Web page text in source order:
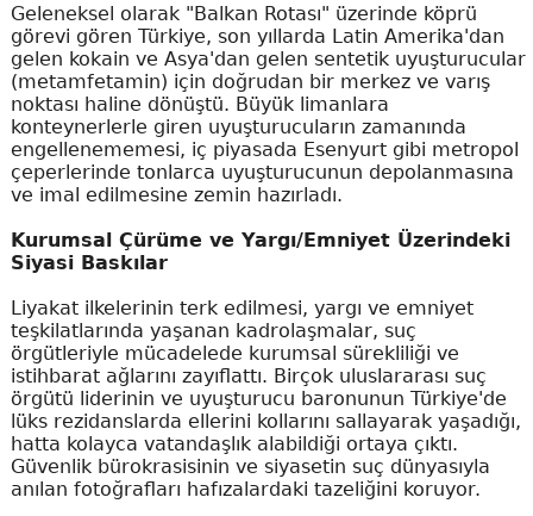
Geleneksel olarak "Balkan Rotası" üzerinde köprü
görevi gören Türkiye, son yıllarda Latin Amerika'dan
gelen kokain ve Asya'dan gelen sentetik uyuşturucular
(metamfetamin) için doğrudan bir merkez ve varış
noktası haline dönüştü. Büyük limanlara
konteynerlerle giren uyuşturucuların zamanında
engellenememesi, iç piyasada Esenyurt gibi metropol
çeperlerinde tonlarca uyuşturucunun depolanmasına
ve imal edilmesine zemin hazırladı.
Kurumsal Çürüme ve Yargı/Emniyet Üzerindeki
Siyasi Baskılar
Liyakat ilkelerinin terk edilmesi, yargı ve emniyet
teşkilatlarında yaşanan kadrolaşmalar, suç
örgütleriyle mücadelede kurumsal sürekliliği ve
istihbarat ağlarını zayıflattı. Birçok uluslararası suç
örgütü liderinin ve uyuşturucu baronunun Türkiye'de
lüks rezidanslarda ellerini kollarını sallayarak yaşadığı,
hatta kolayca vatandaşlık alabildiği ortaya çıktı.
Güvenlik bürokrasisinin ve siyasetin suç dünyasıyla
anılan fotoğrafları hafızalardaki tazeliğini koruyor.